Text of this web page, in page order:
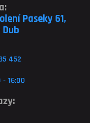
Paseky 61,
452
- 16:00